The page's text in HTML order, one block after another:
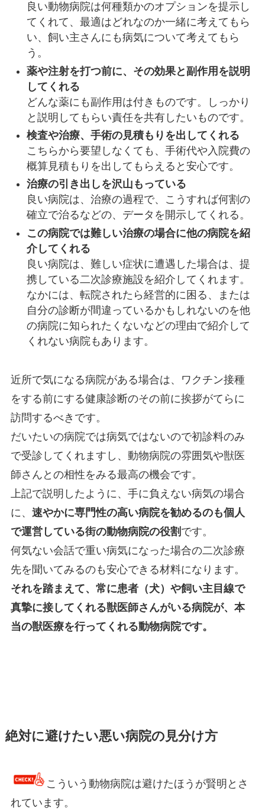
良い動物病院は何種類かのオプションを提示し
てくれて、最適はどれなのか一緒に考えてもら
い、飼い主さんにも病気について考えてもら
う。
薬や注射を打つ前に、その効果と副作用を説明
してくれる
どんな薬にも副作用は付きものです。しっかり
と説明してもらい責任を共有したいものです。
検査や治療、手術の見積もりを出してくれる
こちらから要望しなくても、手術代や入院費の
概算見積もりを出してもらえると安心です。
治療の引き出しを沢山もっている
良い病院は、治療の過程で、こうすれば何割の
確立で治るなどの、データを開示してくれる。
この病院では難しい治療の場合に他の病院を紹
介してくれる
良い病院は、難しい症状に遭遇した場合は、提
携している二次診療施設を紹介してくれます。
なかには、転院されたら経営的に困る、または
自分の診断が間違っているかもしれないのを他
の病院に知られたくないなどの理由で紹介して
くれない病院もあります。
近所で気になる病院がある場合は、
ワクチン接種
をする前にする健康診断のその前に挨拶がてらに
訪問するべき です。
だいたいの病院では病気ではないので初診料のみ
で受診してくれますし、動物病院の雰囲気や獣医
師さんとの相性をみる最高の機会です。
上記で説明したように、手に負えない病気の場合
に、 速やかに専門性の高い病院を勧めるのも個人
で運営している街の動物病院の役割 です。
何気ない会話で重い病気になった場合の二次診療
先を聞いてみるのも安心できる材料になります。
それを踏まえて、常に患者（犬）や飼い主目線で
真摯に接してくれる獣医師さんがいる病院が、本
当の獣医療を行ってくれる動物病院です。
絶対に避けたい悪い病院の見分け方
こういう動物病院は避けたほうが賢明とさ
れています。